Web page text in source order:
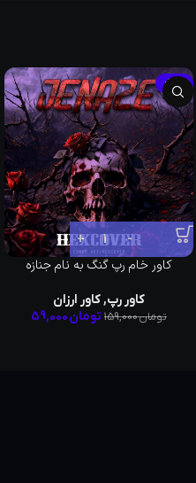
-63%
کاور خام رپ گنگ به نام جنازه
کاور رپ,کاور ارزان
تومان159,000 تومان